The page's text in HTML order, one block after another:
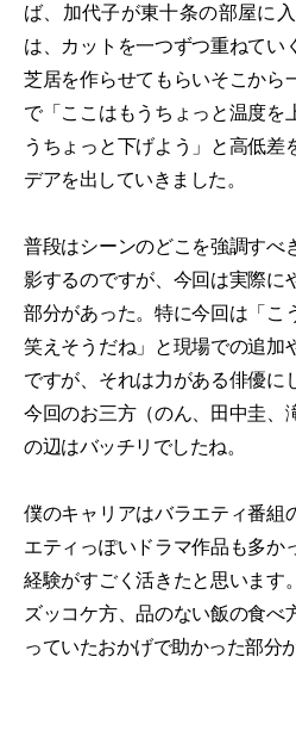
ば、加代子が東十条の部屋に
は、カットを一つずつ重ねてい
芝居を作らせてもらいそこから
で「ここはもうちょっと温度を
うちょっと下げよう」と高低差
デアを出していきました。
普段はシーンのどこを強調すべ
影するのですが、今回は実際に
部分があった。特に今回は「こ
笑えそうだね」と現場での追加
ですが、それは力がある俳優に
今回のお三方（のん、田中圭、
の辺はバッチリでしたね。
僕のキャリアはバラエティ番組
エティっぽいドラマ作品も多か
経験がすごく活きたと思います
ズッコケ方、品のない飯の食べ
っていたおかげで助かった部分